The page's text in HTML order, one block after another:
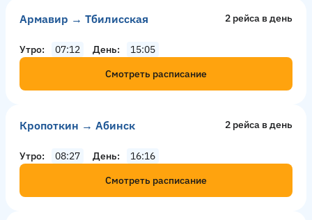
Армавир → Тбилисская 2 рейсa в день
Утро 07:12 День
15:05
Смотреть расписание
Кропоткин → Абинск 2 рейсa в день
Утро 08:27 День
16:16
Смотреть расписание